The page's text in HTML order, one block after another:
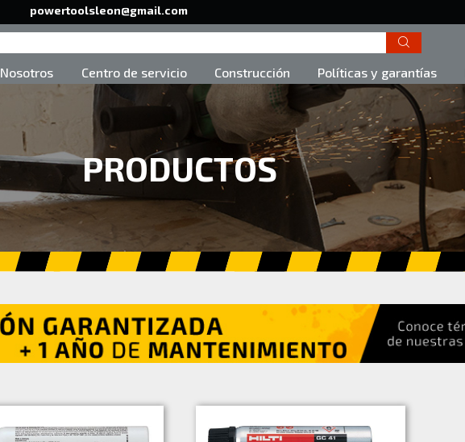
powertoolsleon@gmail.com
Nosotros Centro de servicio Construcción Políticas y garantías
PRODUCTOS